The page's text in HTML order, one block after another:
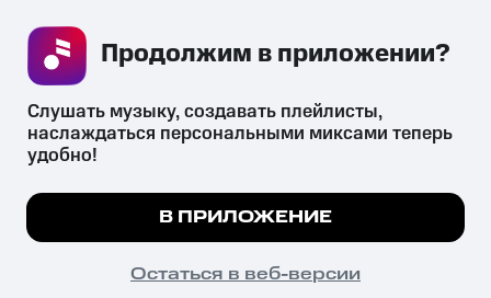
СКАЧАТЬ ПРИЛОЖЕНИЕ
психотропных веществ, их аналогов причиняет вред здоровью,
их незаконный оборот запрещён и влечёт установленную
законодательством ответственность.
© 2026 ООО «КИОН».
Все права защищены
Мы используем куки, чтобы на сайте все
Подробнее
ПОНЯТНО
Слушать музыку, создавать плейлисты,
наслаждаться персональными миксами теперь
удобно!
В ПРИЛОЖЕНИЕ
Остаться в веб-версии